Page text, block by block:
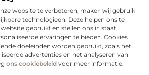
website te verbeteren, maken wij gebruik
technologieën. Deze helpen ons te
gebruikt en stellen ons in staat
ervaringen te bieden. Cookies
doeleinden worden gebruikt, zoals het
advertenties en het analyseren van
ons cookiebeleid voor meer informatie.
van hijama cupping in Den Haag waar
van zult worden.
onderzoeken ondersteunen het. De